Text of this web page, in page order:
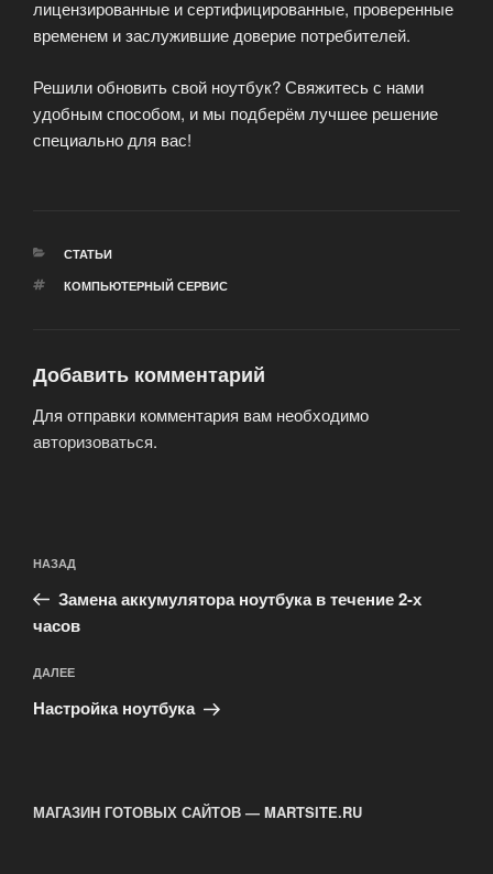
лицензированные и сертифицированные, проверенные
временем и заслужившие доверие потребителей.
Решили обновить свой ноутбук? Свяжитесь с нами
удобным способом, и мы подберём лучшее решение
специально для вас!
РУБРИКИ
СТАТЬИ
МЕТКИ
КОМПЬЮТЕРНЫЙ СЕРВИС
Добавить комментарий
Для отправки комментария вам необходимо
авторизоваться.
по
записям
Предыдущая
запись:
НАЗАД
Замена аккумулятора ноутбука в течение 2-х
часов
Следующая
запись
ДАЛЕЕ
Настройка ноутбука
МАГАЗИН ГОТОВЫХ САЙТОВ — MARTSITE.RU